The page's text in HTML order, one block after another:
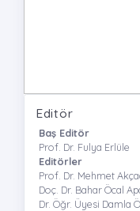
Editör
Baş Editör
Prof. Dr. Fulya Erlüle
Editörler
Prof. Dr. Mehmet
Doç. Dr. Bahar Öcal
Dr. Öğr. Üyesi Damla